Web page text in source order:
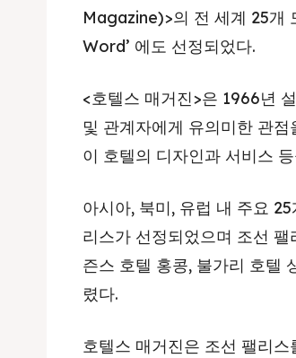
Magazine)>의 전 세계 25개
Word’ 에도 선정되었다.
<호텔스 매거진>은 1966년
및 관계자에게 유의미한 관
이 호텔의 디자인과 서비스
아시아, 북미, 유럽 내 주요
리스가 선정되었으며 조선
즌스 호텔 홍콩, 불가리 호텔
렸다.
호텔스 매거진은 조선 팰리